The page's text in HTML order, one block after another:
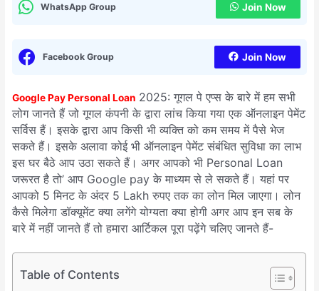
WhatsApp Group Join Now
Facebook Group Join Now
Google Pay Personal Loan 2025: गूगल पे एप्स के बारे में हम सभी
लोग जानते हैं जो गूगल कंपनी के द्वारा लांच किया गया एक ऑनलाइन पेमेंट
सर्विस हैं। इसके द्वारा आप किसी भी व्यक्ति को कम समय में पैसे भेज
सकते हैं। इसके अलावा कोई भी ऑनलाइन पेमेंट संबंधित सुविधा का लाभ
इस घर बैठे आप उठा सकते हैं। अगर आपको भी Personal Loan
जरूरत है तो’ आप Google pay के माध्यम से ले सकते हैं। यहां पर
आपको 5 मिनट के अंदर 5 Lakh रुपए तक का लोन मिल जाएगा। लोन
कैसे मिलेगा डॉक्यूमेंट क्या लगेंगे योग्यता क्या होगी अगर आप इन सब के
बारे में नहीं जानते हैं तो हमारा आर्टिकल पूरा पढ़ेंगे चलिए जानते हैं-
Table of Contents